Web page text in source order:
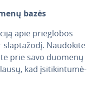
bazės
apie prie­glo­bos
Naudokite
prie savo duomenų
kad įsi­ti­kin­tu­mė­